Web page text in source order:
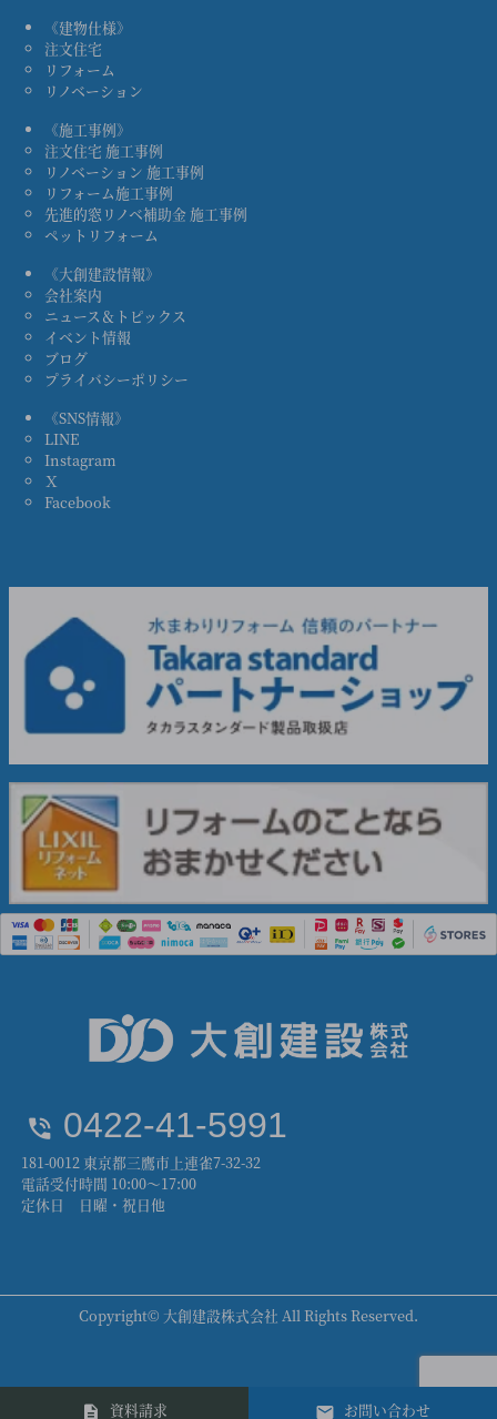
《建物仕様》
注文住宅
リフォーム
リノベーション
《施工事例》
注文住宅 施工事例
リノベーション 施工事例
リフォーム施工事例
先進的窓リノベ補助金 施工事例
ペットリフォーム
《大創建設情報》
会社案内
ニュース＆トピックス
イベント情報
ブログ
プライバシーポリシー
《SNS情報》
LINE
Instagram
Ｘ
Facebook
資料請求 お問い合わせ
0422-41-5991
181-0012 東京都三鷹市上連雀7-32-32
電話受付時間 10:00～17:00
定休日 日曜・祝日他
Copyright© 大創建設株式会社 All Rights Reserved.